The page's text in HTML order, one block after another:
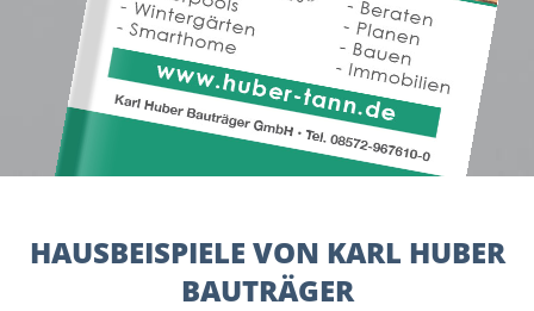
HAUSBEISPIELE VON KARL HUBER
BAUTRÄGER